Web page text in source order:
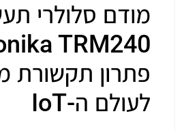
מודם סלולרי
פתרון תקשורת
לעולם ה-IoT